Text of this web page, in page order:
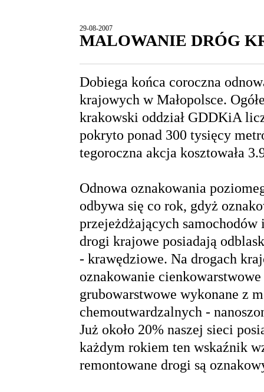
29-08-2007
MALOWANIE DRÓG
Dobiega końca coroczna
krajowych w Małopolsce.
krakowski oddział GDDKiA
pokryto ponad 300 tysięcy
tegoroczna akcja kosztowała
Odnowa oznakowania
odbywa się co rok, gdyż
przejeżdżających samochodów
drogi krajowe posiadają
- krawędziowe. Na drogach
oznakowanie
grubowarstwowe wykonane z
chemoutwardzalnych -
Już około 20% naszej sieci
każdym rokiem ten wskaźnik
remontowane drogi są